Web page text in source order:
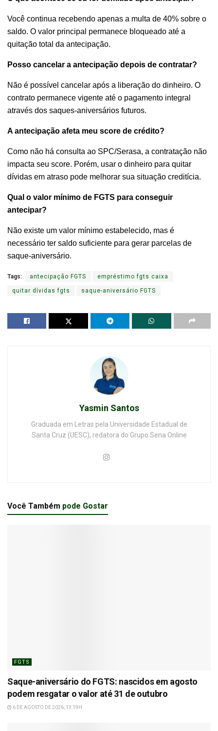
Você continua recebendo apenas a multa de 40% sobre o
saldo. O valor principal permanece bloqueado até a
quitação total da antecipação.
Posso cancelar a antecipação depois de contratar?
Não é possível cancelar após a liberação do dinheiro. O
contrato permanece vigente até o pagamento integral
através dos saques-aniversários futuros.
A antecipação afeta meu score de crédito?
Como não há consulta ao SPC/Serasa, a contratação não
impacta seu score. Porém, usar o dinheiro para quitar
dívidas em atraso pode melhorar sua situação creditícia.
Qual o valor mínimo de FGTS para conseguir
antecipar?
Não existe um valor mínimo estabelecido, mas é
necessário ter saldo suficiente para gerar parcelas de
saque-aniversário.
Tags: antecipação FGTS empréstimo fgts caixa
quitar dívidas fgts saque-aniversário FGTS
Yasmin Santos
Graduada em Letras pela Universidade Estadual de
Santa Cruz (UESC), redatora do Grupo Sena Online
Você Também pode Gostar
FGTS
Saque-aniversário do FGTS: nascidos em agosto
podem resgatar o valor até 31 de outubro
6 DE AGOSTO DE 2026, 13:19H